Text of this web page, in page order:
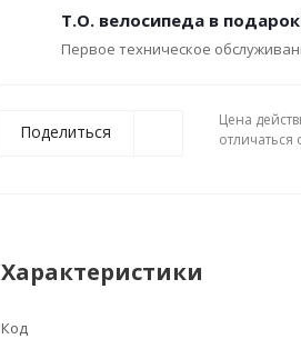
Т.О. велосипеда в
Первое техническое
Поделиться
Цена
Характеристики
Код